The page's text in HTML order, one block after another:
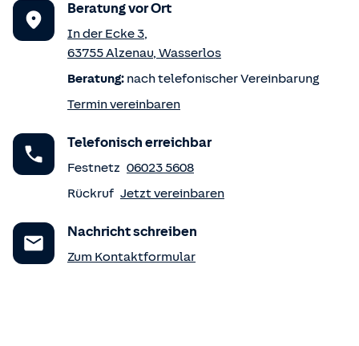
Beratung vor Ort
In der Ecke 3,
63755Alzenau, Wasserlos
Beratung: nach telefonischer Vereinbarung
Termin vereinbaren
Telefonisch erreichbar
Festnetz 06023 5608
Rückruf Jetzt vereinbaren
Nachricht schreiben
Zum Kontaktformular